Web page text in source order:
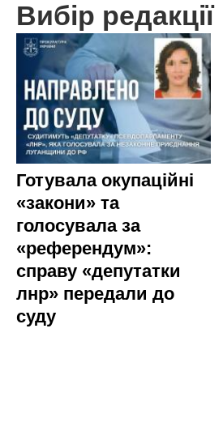
Вибір редакції
Готувала окупаційні
«закони» та
голосувала за
«референдум»:
справу «депутатки
лнр» передали до
суду